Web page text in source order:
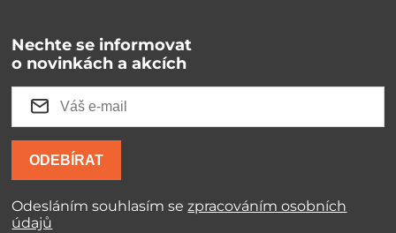
Nechte se informovat
o novinkách a akcích
ODEBÍRAT
Odesláním souhlasím sezpracováním osobních
údajů